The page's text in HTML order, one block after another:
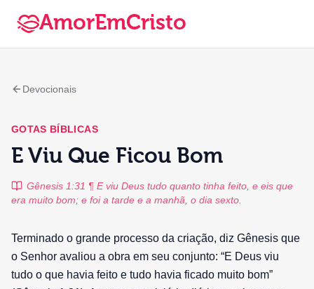
AmorEmCristo
Devocionais
GOTAS BÍBLICAS
E Viu Que Ficou Bom
Gênesis 1:31 ¶ E viu Deus tudo quanto tinha feito, e eis que
era muito bom; e foi a tarde e a manhã, o dia sexto.
Terminado o grande processo da criação, diz Gênesis que
o Senhor avaliou a obra em seu conjunto: “E Deus viu
tudo o que havia feito e tudo havia ficado muito bom”